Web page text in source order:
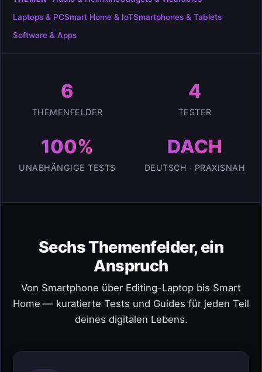
Laptops & PCSmart Home & IoTSmartphones & Tablets
Software & Apps
6
THEMENFELDER
4
TESTER
100%
UNABHÄNGIGE TESTS
DACH
DEUTSCH · PRAXISNAH
Sechs Themenfelder, ein
Anspruch
Von Smartphone über Editing-Laptop bis Smart
Home — kuratierte Tests und Guides für jeden Teil
deines digitalen Lebens.